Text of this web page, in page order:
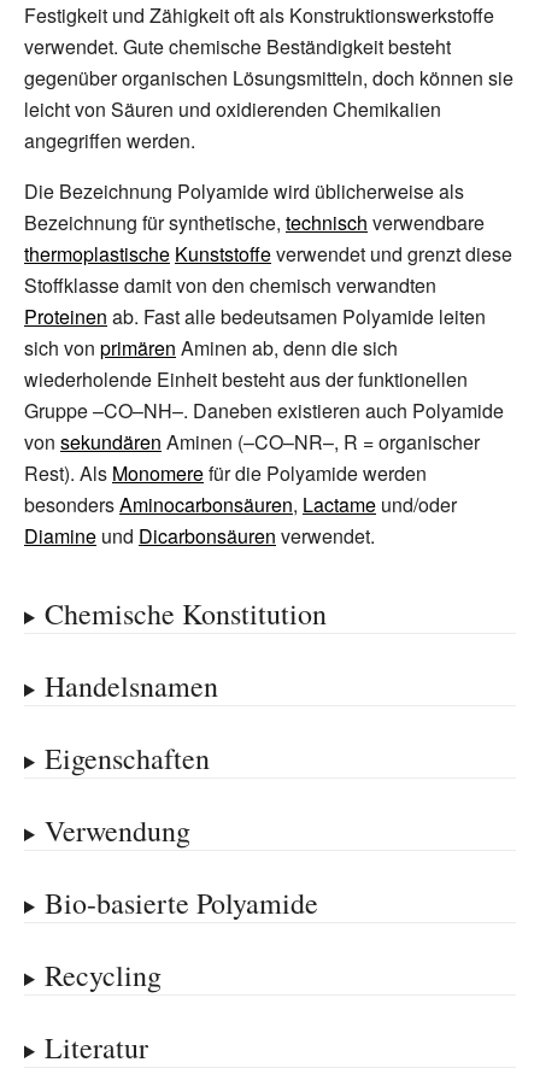
Festigkeit und Zähigkeit oft als Konstruktionswerkstoffe
verwendet. Gute chemische Beständigkeit besteht
gegenüber organischen Lösungsmitteln, doch können sie
leicht von Säuren und oxidierenden Chemikalien
angegriffen werden.
Die Bezeichnung Polyamide wird üblicherweise als
Bezeichnung für synthetische, technisch verwendbare
thermoplastische Kunststoffeverwendet und grenzt diese
Stoffklasse damit von den chemisch verwandten
Proteinen ab. Fast alle bedeutsamen Polyamide leiten
sich von primären Aminen ab, denn die sich
wiederholende Einheit besteht aus der funktionellen
Gruppe –CO–NH–. Daneben existieren auch Polyamide
von sekundären Aminen (–CO–NR–, R =organischer
Rest). Als Monomerefür die Polyamide werden
besondersAminocarbonsäuren, Lactame und/oder
Diamine und Dicarbonsäuren verwendet.
Chemische Konstitution
Handelsnamen
Eigenschaften
Verwendung
Bio-basierte Polyamide
Recycling
Literatur